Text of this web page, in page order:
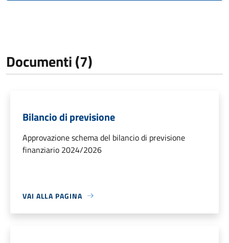
Documenti (7)
Bilancio di previsione
Approvazione schema del bilancio di previsione
finanziario 2024/2026
VAI ALLA PAGINA